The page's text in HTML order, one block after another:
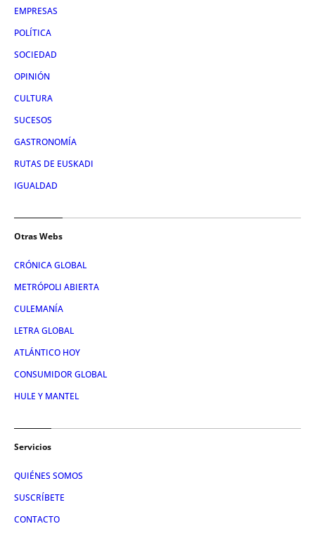
EMPRESAS
POLÍTICA
SOCIEDAD
OPINIÓN
CULTURA
SUCESOS
GASTRONOMÍA
RUTAS DE EUSKADI
IGUALDAD
Otras Webs
CRÓNICA GLOBAL
METRÓPOLI ABIERTA
CULEMANÍA
LETRA GLOBAL
ATLÁNTICO HOY
CONSUMIDOR GLOBAL
HULE Y MANTEL
Servicios
QUIÉNES SOMOS
SUSCRÍBETE
CONTACTO